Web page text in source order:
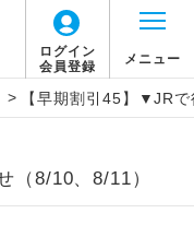
ログイン
会員登録
メニュー
> 【早期割引45】▼JR
（8/10、8/11）
説明
）から復路到着空港
ます。